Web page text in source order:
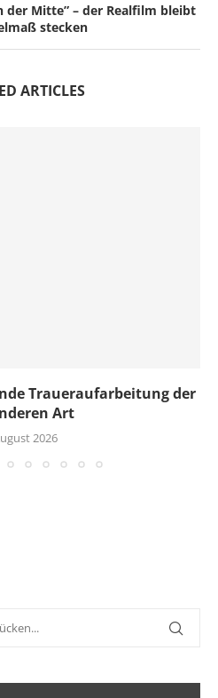
der Mitte” – der Realfilm bleibt
stecken
ARTICLES
Traueraufarbeitung der
Art
2026